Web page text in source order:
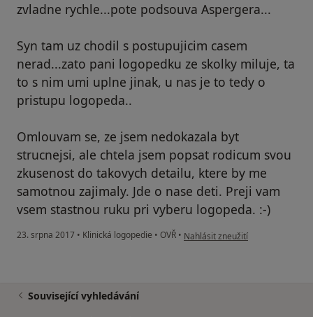
zvladne rychle...pote podsouva Aspergera...
Syn tam uz chodil s postupujicim casem
nerad...zato pani logopedku ze skolky miluje, ta
to s nim umi uplne jinak, u nas je to tedy o
pristupu logopeda..
Omlouvam se, ze jsem nedokazala byt
strucnejsi, ale chtela jsem popsat rodicum svou
zkusenost do takovych detailu, ktere by me
samotnou zajimaly. Jde o nase deti. Preji vam
vsem stastnou ruku pri vyberu logopeda. :-)
23. srpna 2017 • Klinická logopedie • OVŘ • podle názoru uživatele Váš účet
Nahlásit zneužití
Související vyhledávání